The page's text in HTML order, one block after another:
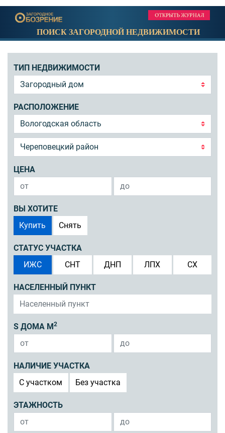
ПОИСК ЗАГОРОДНОЙ НЕДВИЖИМОСТИ
ТИП НЕДВИЖИМОСТИ
РАСПОЛОЖЕНИЕ
ЦЕНА
ВЫ ХОТИТЕ
Купить
Снять
СТАТУС УЧАСТКА
ИЖС
СНТ ДНП ЛПХ СХ
НАСЕЛЕННЫЙ ПУНКТ
S ДОМА М 2
НАЛИЧИЕ УЧАСТКА
C участком
Без участка
ЭТАЖНОСТЬ